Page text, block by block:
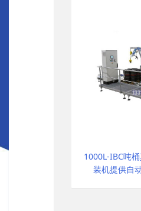
1000L-IBC吨
装机提供自